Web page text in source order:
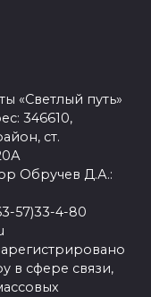
«Светлый путь»
346610,
ст.
Обручев Д.А.:
57)33-4-80
в сфере связи,